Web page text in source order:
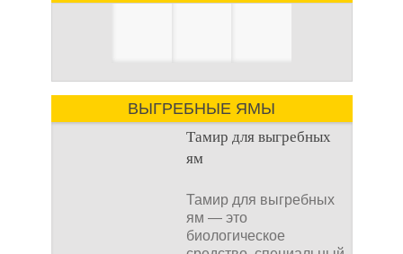
ВЫГРЕБНЫЕ ЯМЫ
Тамир для выгребных
ям
Тамир для выгребных
ям — это
биологическое